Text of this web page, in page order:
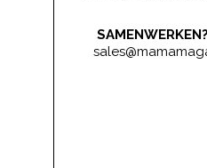
SAMENWERKEN?